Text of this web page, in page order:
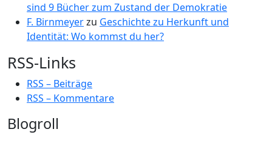
sind 9 Bücher zum Zustand der Demokratie
F. Birnmeyerzu Geschichte zu Herkunft und
Identität: Wo kommst du her?
RSS-Links
RSS – Beiträge
RSS – Kommentare
Blogroll